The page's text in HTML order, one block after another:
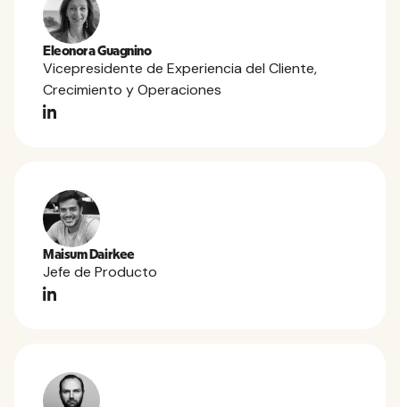
Eleonora Guagnino
Vicepresidente de Experiencia del Cliente,
Crecimiento y Operaciones
Maisum Dairkee
Jefe de Producto